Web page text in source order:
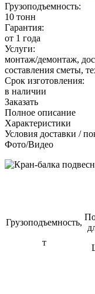
Грузоподъемность:
10 тонн
Гарантия:
от 1 года
Услуги:
монтаж/демонтаж,
составления сметы,
Срок изготовления:
в наличии
Заказать
Полное описание
Характеристики
Условия доставки /
Фото/Видео
Грузоподъемность,
т